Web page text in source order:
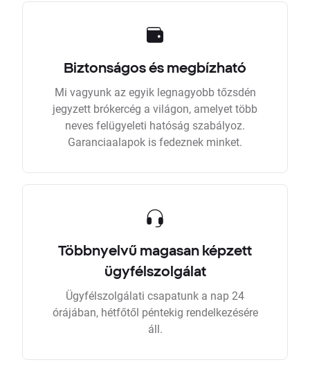
Biztonságos és megbízható
Mi vagyunk az egyik legnagyobb tőzsdén
jegyzett brókercég a világon, amelyet több
neves felügyeleti hatóság szabályoz.
Garanciaalapok is fedeznek minket.
Többnyelvű magasan képzett
ügyfélszolgálat
Ügyfélszolgálati csapatunk a nap 24
órájában, hétfőtől péntekig rendelkezésére
áll.